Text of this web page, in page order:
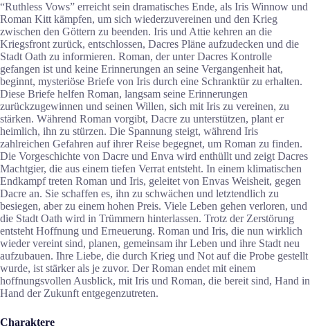
“Ruthless Vows” erreicht sein dramatisches Ende, als Iris Winnow und
Roman Kitt kämpfen, um sich wiederzuvereinen und den Krieg
zwischen den Göttern zu beenden. Iris und Attie kehren an die
Kriegsfront zurück, entschlossen, Dacres Pläne aufzudecken und die
Stadt Oath zu informieren. Roman, der unter Dacres Kontrolle
gefangen ist und keine Erinnerungen an seine Vergangenheit hat,
beginnt, mysteriöse Briefe von Iris durch eine Schranktür zu erhalten.
Diese Briefe helfen Roman, langsam seine Erinnerungen
zurückzugewinnen und seinen Willen, sich mit Iris zu vereinen, zu
stärken. Während Roman vorgibt, Dacre zu unterstützen, plant er
heimlich, ihn zu stürzen. Die Spannung steigt, während Iris
zahlreichen Gefahren auf ihrer Reise begegnet, um Roman zu finden.
Die Vorgeschichte von Dacre und Enva wird enthüllt und zeigt Dacres
Machtgier, die aus einem tiefen Verrat entsteht. In einem klimatischen
Endkampf treten Roman und Iris, geleitet von Envas Weisheit, gegen
Dacre an. Sie schaffen es, ihn zu schwächen und letztendlich zu
besiegen, aber zu einem hohen Preis. Viele Leben gehen verloren, und
die Stadt Oath wird in Trümmern hinterlassen. Trotz der Zerstörung
entsteht Hoffnung und Erneuerung. Roman und Iris, die nun wirklich
wieder vereint sind, planen, gemeinsam ihr Leben und ihre Stadt neu
aufzubauen. Ihre Liebe, die durch Krieg und Not auf die Probe gestellt
wurde, ist stärker als je zuvor. Der Roman endet mit einem
hoffnungsvollen Ausblick, mit Iris und Roman, die bereit sind, Hand in
Hand der Zukunft entgegenzutreten.
Charaktere